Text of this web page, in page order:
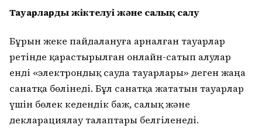
Тауарлардың жіктелуі және салық салу
Бұрын жеке пайдалануға арналған тауарлар
ретінде қарастырылған онлайн-сатып алулар
енді «электрондық сауда тауарлары» деген жаңа
санатқа бөлінеді. Бұл санатқа жататын тауарлар
үшін бөлек кедендік баж, салық және
декларациялау талаптары белгіленеді.